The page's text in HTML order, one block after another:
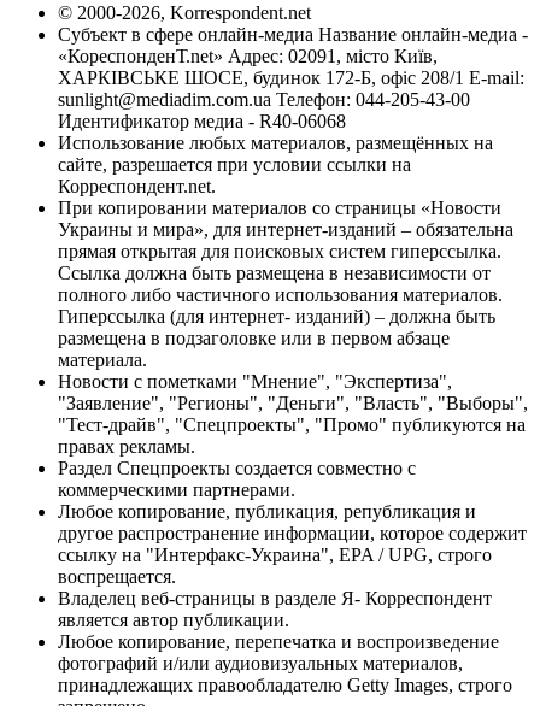
© 2000-2026, Korrespondent.net
Субъект в сфере онлайн-медиа Название онлайн-медиа -
«КореспонденТ.net» Адрес: 02091, місто Київ,
ХАРКІВСЬКЕ ШОСЕ, будинок 172-Б, офіс 208/1 E-mail:
sunlight@mediadim.com.ua Телефон: 044-205-43-00
Идентификатор медиа - R40-06068
Использование любых материалов, размещённых на
сайте, разрешается при условии ссылки на
Корреспондент.net.
При копировании материалов со страницы «Новости
Украины и мира», для интернет-изданий – обязательна
прямая открытая для поисковых систем гиперссылка.
Ссылка должна быть размещена в независимости от
полного либо частичного использования материалов.
Гиперссылка (для интернет- изданий) – должна быть
размещена в подзаголовке или в первом абзаце
материала.
Новости с пометками "Мнение", "Экспертиза",
"Заявление", "Регионы", "Деньги", "Власть", "Выборы",
"Тест-драйв", "Спецпроекты", "Промо" публикуются на
правах рекламы.
Раздел Спецпроекты создается совместно с
коммерческими партнерами.
Любое копирование, публикация, републикация и
другое распространение информации, которое содержит
ссылку на "Интерфакс-Украина", EPA / UPG, строго
воспрещается.
Владелец веб-страницы в разделе Я- Корреспондент
является автор публикации.
Любое копирование, перепечатка и воспроизведение
фотографий и/или аудиовизуальных материалов,
принадлежащих правообладателю Getty Images, строго